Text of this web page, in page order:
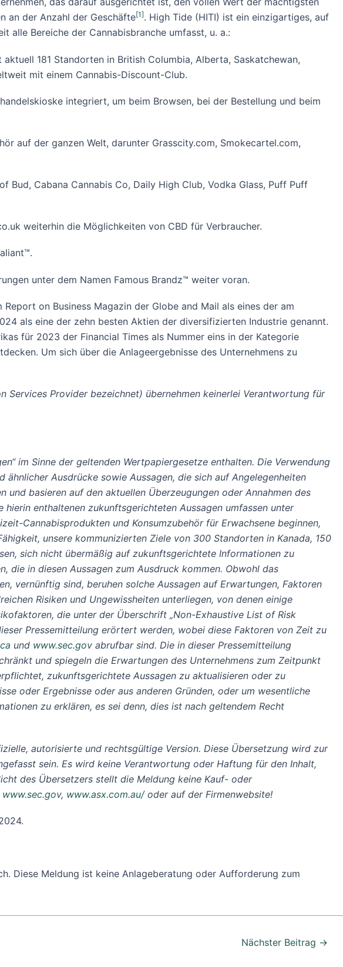
an der Anzahl der Geschäfte[1]. High Tide (HITI) ist ein einzigartiges, auf
alle Bereiche der Cannabisbranche umfasst, u. a.:
181 Standorten in British Columbia, Alberta, Saskatchewan,
mit einem Cannabis-Discount-Club.
integriert, um beim Browsen, bei der Bestellung und beim
auf der ganzen Welt, darunter Grasscity.com, Smokecartel.com,
Bud, Cabana Cannabis Co, Daily High Club, Vodka Glass, Puff Puff
weiterhin die Möglichkeiten von CBD für Verbraucher.
unter dem Namen Famous Brandz™ weiter voran.
on Business Magazin der Globe and Mail als eines der am
als eine der zehn besten Aktien der diversifizierten Industrie genannt.
für 2023 der Financial Times als Nummer eins in der Kategorie
Um sich über die Anlageergebnisse des Unternehmens zu
Services Provider bezeichnet) übernehmen keinerlei Verantwortung für
im Sinne der geltenden Wertpapiergesetze enthalten. Die Verwendung
ähnlicher Ausdrücke sowie Aussagen, die sich auf Angelegenheiten
basieren auf den aktuellen Überzeugungen oder Annahmen des
enthaltenen zukunftsgerichteten Aussagen umfassen unter
Cannabisprodukten und Konsumzubehör für Erwachsene beginnen,
unsere kommunizierten Ziele von 300 Standorten in Kanada, 150
sich nicht übermäßig auf zukunftsgerichtete Informationen zu
die in diesen Aussagen zum Ausdruck kommen. Obwohl das
vernünftig sind, beruhen solche Aussagen auf Erwartungen, Faktoren
Risiken und Ungewissheiten unterliegen, von denen einige
die unter der Überschrift „Non-Exhaustive List of Risk
Pressemitteilung erörtert werden, wobei diese Faktoren von Zeit zu
und www.sec.gov abrufbar sind. Die in dieser Pressemitteilung
und spiegeln die Erwartungen des Unternehmens zum Zeitpunkt
zukunftsgerichtete Aussagen zu aktualisieren oder zu
oder Ergebnisse oder aus anderen Gründen, oder um wesentliche
zu erklären, es sei denn, dies ist nach geltendem Recht
autorisierte und rechtsgültige Version. Diese Übersetzung wird zur
sein. Es wird keine Verantwortung oder Haftung für den Inhalt,
des Übersetzers stellt die Meldung keine Kauf- oder
www.sec.gov, www.asx.com.au/oder auf der Firmenwebsite!
Diese Meldung ist keine Anlageberatung oder Aufforderung zum
Nächster Beitrag →